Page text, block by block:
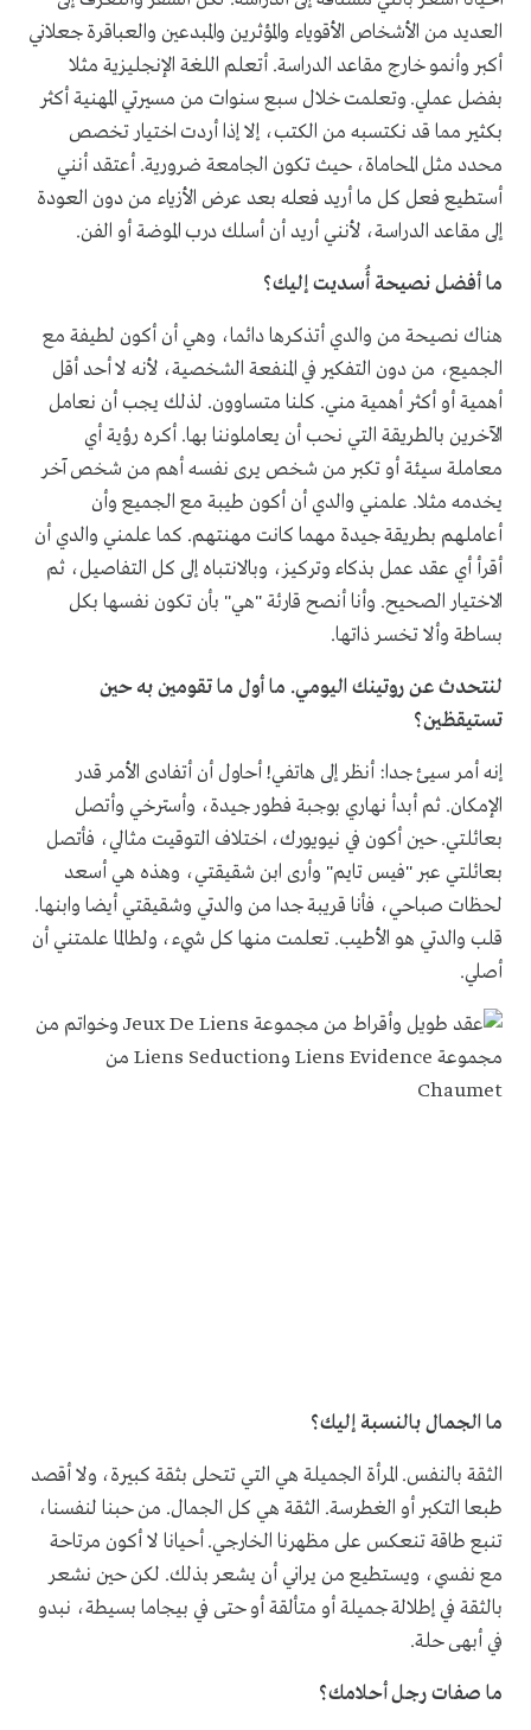
العديد من الأشخاص الأقوياء والمؤثرين والمبدعين والعباقرة جعلاني
أكبر وأنمو خارج مقاعد الدراسة. أتعلم اللغة الإنجليزية مثلا
بفضل عملي. وتعلمت خلال سبع سنوات من مسيرتي المهنية أكثر
بكثير مما قد نكتسبه من الكتب، إلا إذا أردت اختيار تخصص
محدد مثل المحاماة، حيث تكون الجامعة ضرورية. أعتقد أنني
أستطيع فعل كل ما أريد فعله بعد عرض الأزياء من دون العودة
إلى مقاعد الدراسة، لأنني أريد أن أسلك درب الموضة أو الفن.
ما أفضل نصيحة أُسديت إليك؟
هناك نصيحة من والدي أتذكرها دائما، وهي أن أكون لطيفة مع
الجميع، من دون التفكير في المنفعة الشخصية، لأنه لا أحد أقل
أهمية أو أكثر أهمية مني. كلنا متساوون. لذلك يجب أن نعامل
الآخرين بالطريقة التي نحب أن يعاملوننا بها. أكره رؤية أي
معاملة سيئة أو تكبر من شخص يرى نفسه أهم من شخص آخر
يخدمه مثلا. علمني والدي أن أكون طيبة مع الجميع وأن
أعاملهم بطريقة جيدة مهما كانت مهنتهم. كما علمني والدي أن
أقرأ أي عقد عمل بذكاء وتركيز، وبالانتباه إلى كل التفاصيل، ثم
الاختيار الصحيح. وأنا أنصح قارئة "هي" بأن تكون نفسها بكل
بساطة وألا تخسر ذاتها.
لنتحدث عن روتينك اليومي. ما أول ما تقومين به حين
تستيقظين؟
إنه أمر سيئ جدا: أنظر إلى هاتفي! أحاول أن أتفادى الأمر قدر
الإمكان. ثم أبدأ نهاري بوجبة فطور جيدة، وأسترخي وأتصل
بعائلتي. حين أكون في نيويورك، اختلاف التوقيت مثالي، فأتصل
بعائلتي عبر "فيس تايم" وأرى ابن شقيقتي، وهذه هي أسعد
لحظات صباحي، فأنا قريبة جدا من والدتي وشقيقتي أيضا وابنها.
قلب والدتي هو الأطيب. تعلمت منها كل شيء، ولطالما علمتني أن
أصلي.
ما الجمال بالنسبة إليك؟
الثقة بالنفس. المرأة الجميلة هي التي تتحلى بثقة كبيرة، ولا أقصد
طبعا التكبر أو الغطرسة. الثقة هي كل الجمال. من حبنا لنفسنا،
تنبع طاقة تنعكس على مظهرنا الخارجي. أحيانا لا أكون مرتاحة
مع نفسي، ويستطيع من يراني أن يشعر بذلك. لكن حين نشعر
بالثقة في إطلالة جميلة أو متألقة أو حتى في بيجاما بسيطة، نبدو
في أبهى حلة.
ما صفات رجل أحلامك؟